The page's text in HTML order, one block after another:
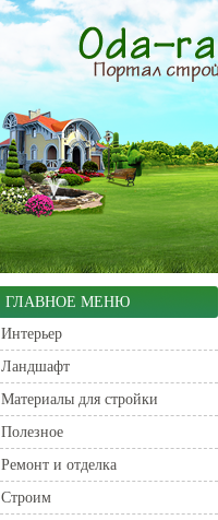
ГЛАВНОЕ МЕНЮ
Интерьер
Ландшафт
Материалы для стройки
Полезное
Ремонт и отделка
Строим